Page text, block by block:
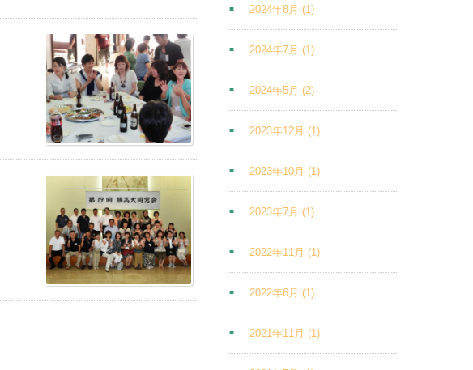
2024年8月(1)
2024年7月(1)
2024年5月(2)
2023年12月(1)
2023年10月(1)
2023年7月(1)
2022年11月(1)
2022年6月(1)
2021年11月(1)